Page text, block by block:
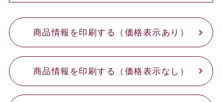
商品情報を印刷する（価格表示あり）
商品情報を印刷する（価格表示なし）